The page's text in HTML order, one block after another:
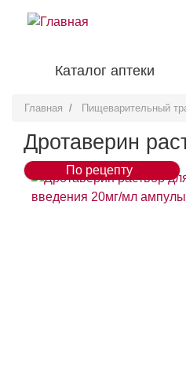
содержаниюКаталог аптеки
Главная Пищеварительный
Дротаверин
По рецепту